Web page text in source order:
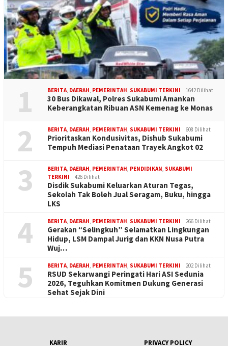
1 BERITA, DAERAH, PEMERINTAH, SUKABUMI TERKINI 1642 Dilihat
30 Bus Dikawal, Polres Sukabumi Amankan
Keberangkatan Ribuan ASN Kemenag ke Monas
2 BERITA, DAERAH, PEMERINTAH, SUKABUMI TERKINI 608 Dilihat
Prioritaskan Kondusivitas, Dishub Sukabumi
Tempuh Mediasi Penataan Trayek Angkot 02
3 BERITA, DAERAH, PEMERINTAH, PENDIDIKAN, SUKABUMI
TERKINI
426 Dilihat
Disdik Sukabumi Keluarkan Aturan Tegas,
Sekolah Tak Boleh Jual Seragam, Buku, hingga
LKS
4 BERITA, DAERAH, PEMERINTAH, SUKABUMI TERKINI 266 Dilihat
Gerakan “Selingkuh” Selamatkan Lingkungan
Hidup, LSM Dampal Jurig dan KKN Nusa Putra
Wuj…
5 BERITA, DAERAH, PEMERINTAH, SUKABUMI TERKINI 202 Dilihat
RSUD Sekarwangi Peringati Hari ASI Sedunia
2026, Teguhkan Komitmen Dukung Generasi
Sehat Sejak Dini
KARIR PRIVACY POLICY